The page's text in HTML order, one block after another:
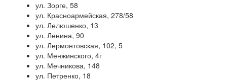
ул. Зорге, 58
ул. Красноармейская, 278/58
ул. Лелюшенко, 13
ул. Ленина, 90
ул. Лермонтовская, 102, 5
ул. Менжинского, 4г
ул. Мечникова, 148
ул. Петренко, 18